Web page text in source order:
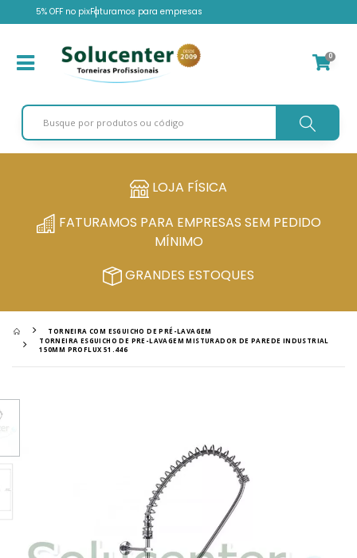
5% OFF no pixFaturamos para empresas
0
LOJA FÍSICA
FATURAMOS PARA EMPRESAS SEM PEDIDO
MÍNIMO
GRANDES ESTOQUES
TORNEIRA COM ESGUICHO DE PRÉ-LAVAGEM
TORNEIRA ESGUICHO DE PRE-LAVAGEM MISTURADOR DE PAREDE INDUSTRIAL
150MM PROFLUX 51.446